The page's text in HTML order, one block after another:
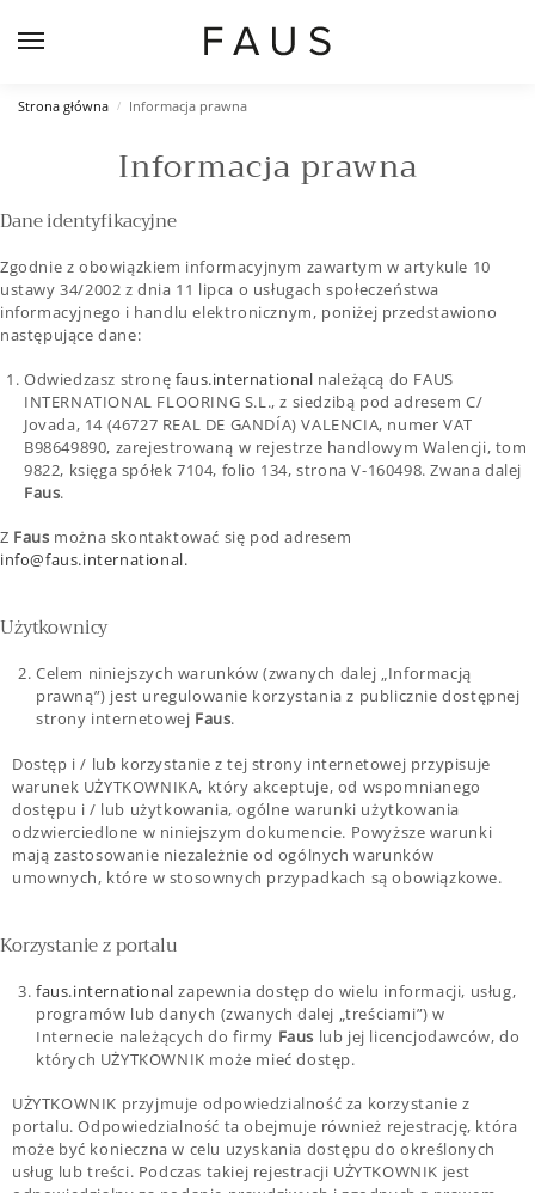
Strona główna / Informacja prawna
Informacja prawna
Dane identyfikacyjne
Zgodnie z obowiązkiem informacyjnym zawartym w artykule 10
ustawy 34/2002 z dnia 11 lipca o usługach społeczeństwa
informacyjnego i handlu elektronicznym, poniżej przedstawiono
następujące dane:
Odwiedzasz stronę faus.international należącą do FAUS
INTERNATIONAL FLOORING S.L., z siedzibą pod adresem C/
Jovada, 14 (46727 REAL DE GANDÍA) VALENCIA, numer VAT
B98649890, zarejestrowaną w rejestrze handlowym Walencji, tom
9822, księga spółek 7104, folio 134, strona V-160498. Zwana dalej
Faus.
Z Faus można skontaktować się pod adresem
info@faus.international.
Użytkownicy
Celem niniejszych warunków (zwanych dalej „Informacją
prawną”) jest uregulowanie korzystania z publicznie dostępnej
strony internetowej Faus.
Dostęp i / lub korzystanie z tej strony internetowej przypisuje
warunek UŻYTKOWNIKA, który akceptuje, od wspomnianego
dostępu i / lub użytkowania, ogólne warunki użytkowania
odzwierciedlone w niniejszym dokumencie. Powyższe warunki
mają zastosowanie niezależnie od ogólnych warunków
umownych, które w stosownych przypadkach są obowiązkowe.
Korzystanie z portalu
faus.international zapewnia dostęp do wielu informacji, usług,
programów lub danych (zwanych dalej „treściami”) w
Internecie należących do firmy Faus lub jej licencjodawców, do
których UŻYTKOWNIK może mieć dostęp.
UŻYTKOWNIK przyjmuje odpowiedzialność za korzystanie z
portalu. Odpowiedzialność ta obejmuje również rejestrację, która
może być konieczna w celu uzyskania dostępu do określonych
usług lub treści. Podczas takiej rejestracji UŻYTKOWNIK jest